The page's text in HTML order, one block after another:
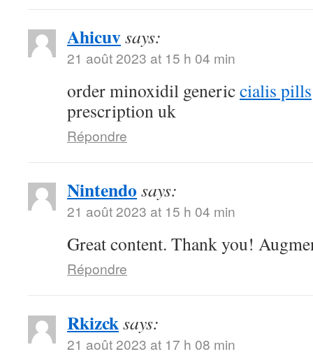
Ahicuvsays:
21 août 2023 at 15 h 04 min
order minoxidil genericcialis pills
prescription uk
Répondre
Nintendo says:
21 août 2023 at 15 h 04 min
Great content. Thank you!
Répondre
Rkizcksays:
21 août 2023 at 17 h 08 min